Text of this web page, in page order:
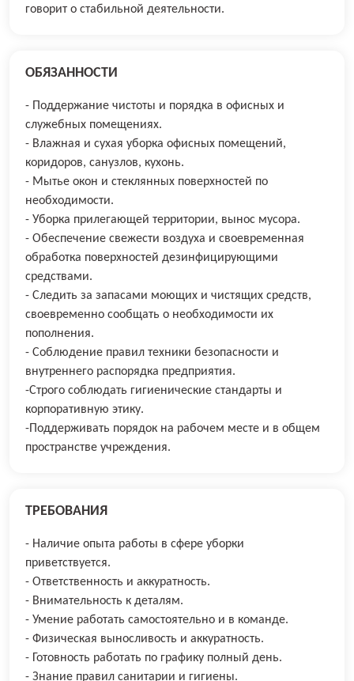
говорит о стабильной деятельности.
ОБЯЗАННОСТИ
- Поддержание чистоты и порядка в офисных и
служебных помещениях.
- Влажная и сухая уборка офисных помещений,
коридоров, санузлов, кухонь.
- Мытье окон и стеклянных поверхностей по
необходимости.
- Уборка прилегающей территории, вынос мусора.
- Обеспечение свежести воздуха и своевременная
обработка поверхностей дезинфицирующими
средствами.
- Следить за запасами моющих и чистящих средств,
своевременно сообщать о необходимости их
пополнения.
- Соблюдение правил техники безопасности и
внутреннего распорядка предприятия.
-Строго соблюдать гигиенические стандарты и
корпоративную этику.
-Поддерживать порядок на рабочем месте и в общем
пространстве учреждения.
ТРЕБОВАНИЯ
- Наличие опыта работы в сфере уборки
приветствуется.
- Ответственность и аккуратность.
- Внимательность к деталям.
- Умение работать самостоятельно и в команде.
- Физическая выносливость и аккуратность.
- Готовность работать по графику полный день.
- Знание правил санитарии и гигиены.